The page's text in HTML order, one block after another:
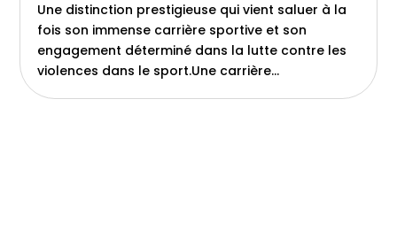
Une distinction prestigieuse qui vient saluer à la
fois son immense carrière sportive et son
engagement déterminé dans la lutte contre les
violences dans le sport.Une carrière...